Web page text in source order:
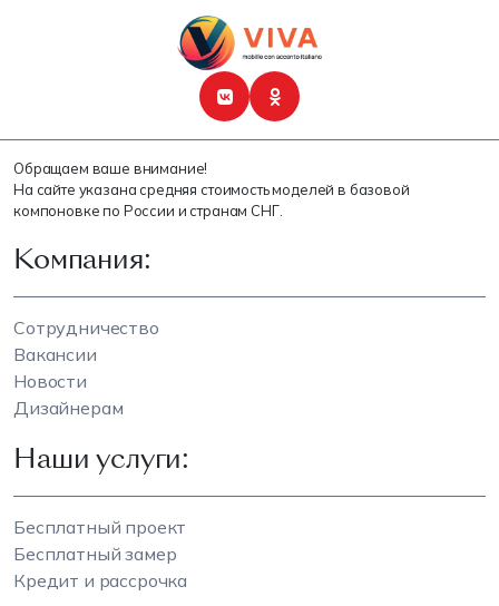
Обращаем ваше внимание!
На сайте указана средняя стоимость моделей в базовой
компоновке по России и странам СНГ.
Компания:
Сотрудничество
Вакансии
Новости
Дизайнерам
Наши услуги:
Бесплатный проект
Бесплатный замер
Кредит и рассрочка